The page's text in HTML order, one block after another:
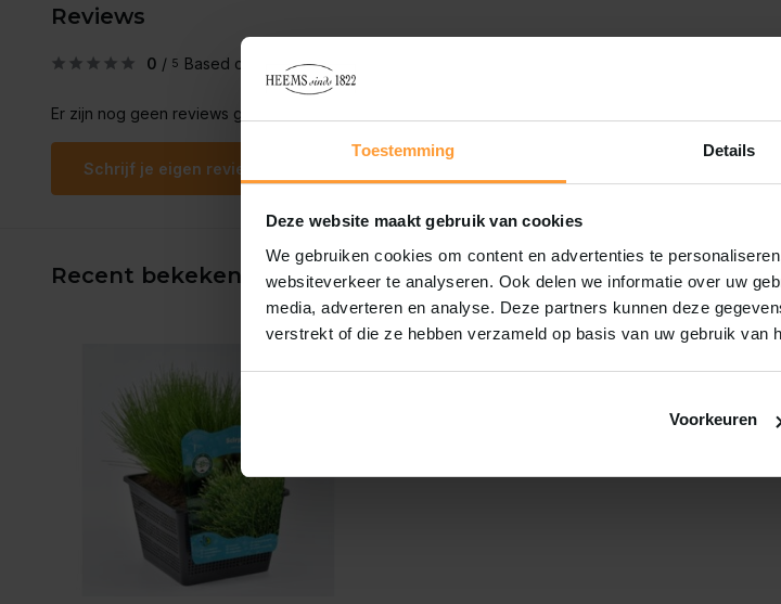
Toestemming Details
Deze website maakt gebruik van cookies
We gebruiken cookies om content en advertenties te
websiteverkeer te analyseren. Ook delen we informatie over uw
media, adverteren en analyse. Deze partners kunnen deze
verstrekt of die ze hebben verzameld op basis van uw gebruik van
Voorkeuren
Reviews
0 / 5 Based on 0 reviews
Er zijn nog geen reviews geschreven over dit product..
Schrijf je eigen review
Recent bekeken